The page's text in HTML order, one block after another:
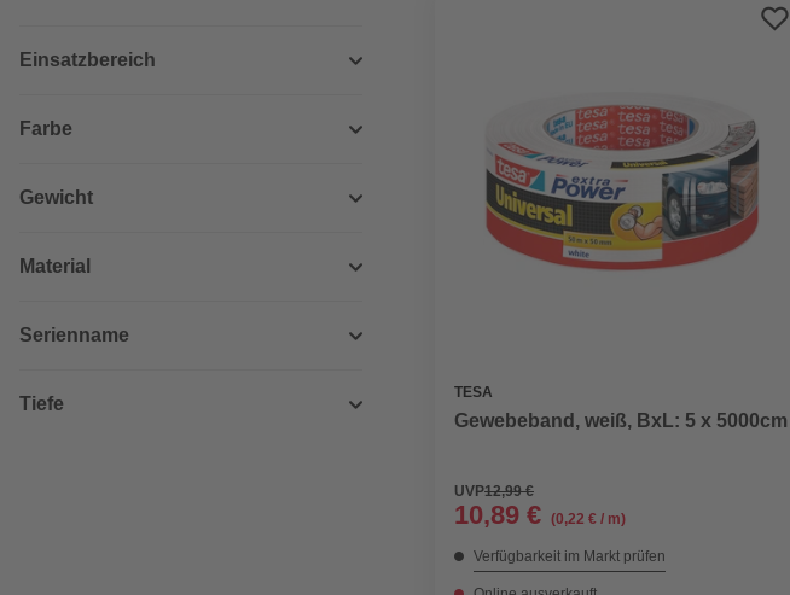
Einsatzbereich
Farbe
Gewicht
Material
Serienname
Tiefe
TESA
Gewebeband, weiß, BxL: 5 x 5000cm
UVP12,99 €
10,89 € (0,22 € / m)
Verfügbarkeit im Markt prüfen